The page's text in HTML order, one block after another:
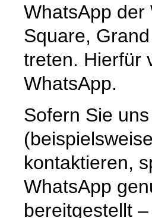
WhatsApp der
Square,
treten. Hierfür
WhatsApp.
Sofern Sie
kontaktieren,
WhatsApp
bereitgestellt